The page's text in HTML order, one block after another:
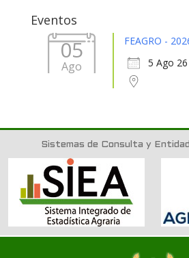
Eventos
05
Ago
FEAGRO -
5 Ago 26
Sistemas de Consulta y